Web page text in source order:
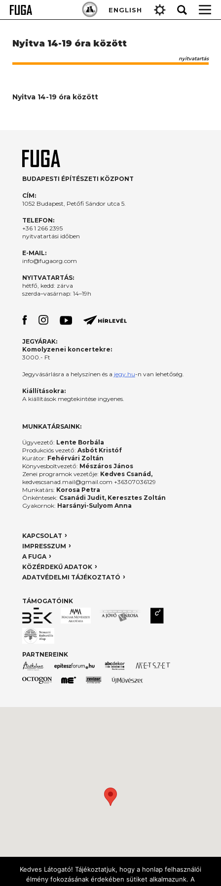
Skip
ENGLISH
Keresés:
Nyitva 14-19 óra között
nyitvatartás
Nyitva 14-19 óra között
BUDAPESTI ÉPÍTÉSZETI KÖZPONT
CÍM:
1052 Budapest, Petőfi Sándor utca 5.
TELEFON:
+36 1 266 2395
nyitvatartási időben
E-MAIL:
info@fugaorg.com
NYITVATARTÁS:
hétfő, kedd: zárva
szerda–vasárnap: 14–19h
JEGYÁRAK:
Komolyzenei koncertekre:
3000.- Ft
Jegyvásárlásra a helyszínen és a jegy.hu-n van lehetőség.
Kiállításokra:
A kiállítások megtekintése ingyenes.
MUNKATÁRSAINK:
Ügyvezető: Lente Borbála
Produkciós vezető: Asbót Kristóf
Kurátor: Fehérvári Zoltán
Könyvesboltvezető: Mészáros János
Zenei programok vezetője: Kedves Csanád,
kedvescsanad.mail@gmail.com +36307036129
Munkatárs: Korosa Petra
Önkéntesek: Csanádi Judit, Keresztes Zoltán
Gyakornok: Harsányi-Sulyom Anna
KAPCSOLAT
IMPRESSZUM
A FUGA
KÖZÉRDEKŰ ADATOK
ADATVÉDELMI TÁJÉKOZTATÓ
TÁMOGATÓINK
PARTNEREINK
Kedves Látogató! Tájékoztatjuk, hogy a honlap felhasználói
élmény fokozásának érdekében sütiket alkalmazunk. A